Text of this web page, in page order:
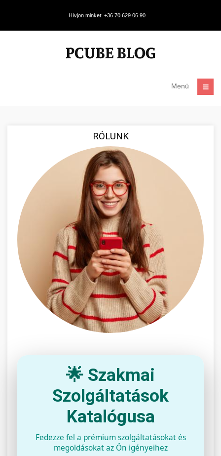
Hívjon minket: +36 70 629 06 90
Menü
RÓLUNK
🌟 Szakmai
Szolgáltatások
Katalógusa
Fedezze fel a prémium szolgáltatásokat és
megoldásokat az Ön igényeihez